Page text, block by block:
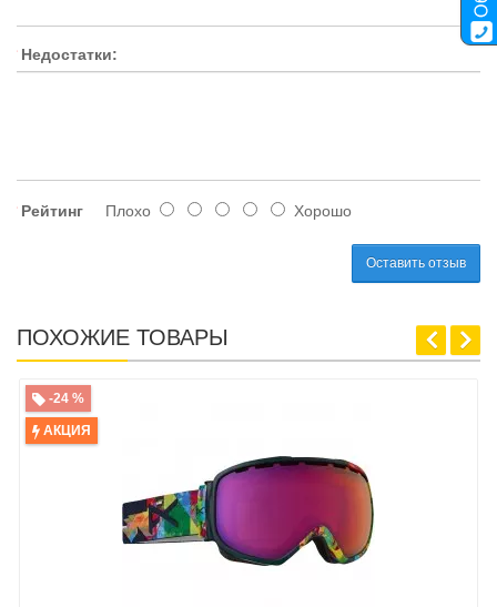
Недостатки:
Рейтинг Плохо Хорошо
Оставить отзыв
ПОХОЖИЕ ТОВАРЫ
-24 %
АКЦИЯ